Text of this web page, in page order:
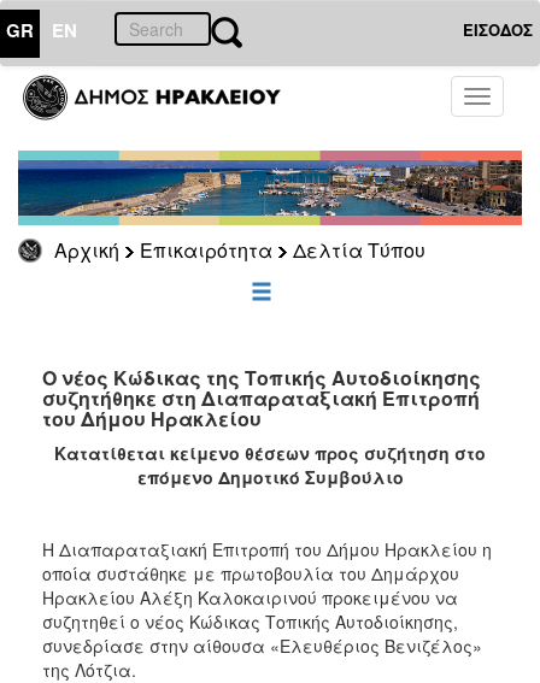
GR EN ΕΙΣΟΔΟΣ
Toggle
Αρχική Επικαιρότητα Δελτία Τύπου
ΕΠΙΚΑΙΡΟΤΗΤΑ
Τύπου
Αρχείο
ΕΠΙΣΚΕΠΤΗΣ
ΗΡΑΚΛΕΙΟ
Ο νέος Κώδικας της Τοπικής Αυτοδιοίκησης
συζητήθηκε στη Διαπαραταξιακή Επιτροπή
του Δήμου Ηρακλείου
Κατατίθεται κείμενο θέσεων προς συζήτηση στο
επόμενο Δημοτικό Συμβούλιο
Η Διαπαραταξιακή Επιτροπή του Δήμου Ηρακλείου η
οποία συστάθηκε με πρωτοβουλία του Δημάρχου
Ηρακλείου Αλέξη Καλοκαιρινού προκειμένου να
συζητηθεί ο νέος Κώδικας Τοπικής Αυτοδιοίκησης,
συνεδρίασε στην αίθουσα «Ελευθέριος Βενιζέλος»
της Λότζια.